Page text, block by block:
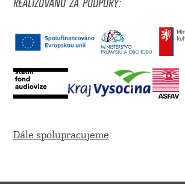
Dále spolupracujeme